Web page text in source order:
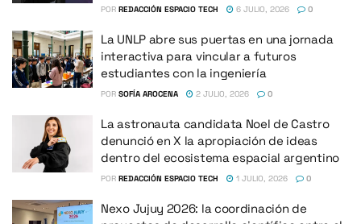
POR REDACCIÓN ESPACIO TECH 6 JULIO, 2026 0
La UNLP abre sus puertas en una jornada
interactiva para vincular a futuros
estudiantes con la ingeniería
POR SOFÍA AROCENA 2 JULIO, 2026 0
La astronauta candidata Noel de Castro
denunció en X la apropiación de ideas
dentro del ecosistema espacial argentino
POR REDACCIÓN ESPACIO TECH 1 JULIO, 2026 0
Nexo Jujuy 2026: la coordinación de